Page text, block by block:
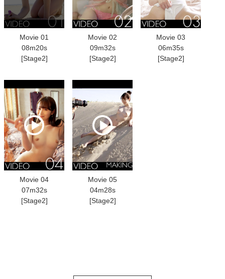
Movie 01
08m20s
[Stage2]
Movie 02
09m32s
[Stage2]
Movie 03
06m35s
[Stage2]
Movie 04
07m32s
[Stage2]
Movie 05
04m28s
[Stage2]